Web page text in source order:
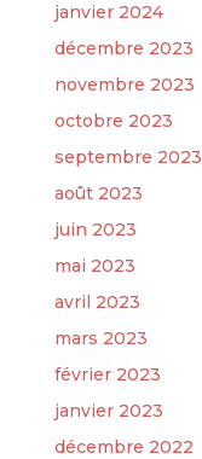
janvier 2024
décembre 2023
novembre 2023
octobre 2023
septembre 2023
août 2023
juin 2023
mai 2023
avril 2023
mars 2023
février 2023
janvier 2023
décembre 2022